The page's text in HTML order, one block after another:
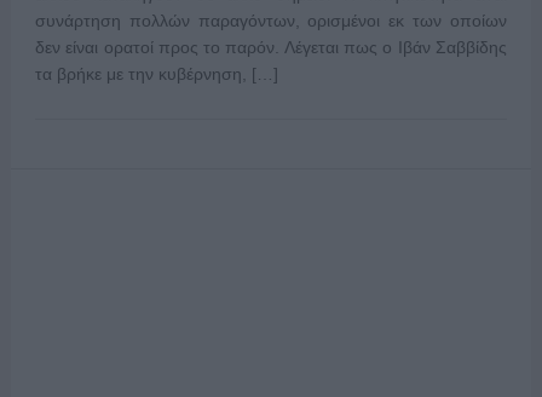
συνάρτηση πολλών παραγόντων, ορισμένοι εκ των οποίων
δεν είναι ορατοί προς το παρόν. Λέγεται πως ο Ιβάν Σαββίδης
τα βρήκε με την κυβέρνηση, […]